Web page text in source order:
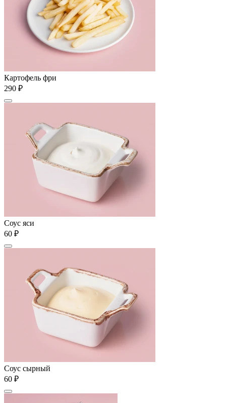
Картофель фри
290 ₽
Соус яси
60 ₽
Соус сырный
60 ₽